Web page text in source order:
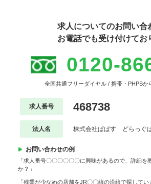
求人についてのお問い合
お電話でも受け付けてお
0120-
全国共通フリーダイヤル / 携帯・PHPSか
求人番号 468738
法人名 株式会社ぱぱす どらっぐ
お問い合わせの例
「求人番号〇〇〇〇〇〇に興味があるので、詳細を
か？」
「残業が少なめの店舗をJR〇〇線の沿線で探して